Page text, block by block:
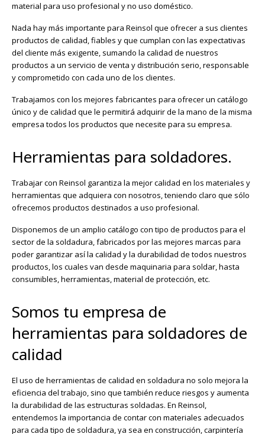
material para uso profesional y no uso doméstico.
Nada hay más importante para Reinsol que ofrecer a sus clientes
productos de calidad, fiables y que cumplan con las expectativas
del cliente más exigente, sumando la calidad de nuestros
productos a un servicio de venta y distribución serio, responsable
y comprometido con cada uno de los clientes.
Trabajamos con los mejores fabricantes para ofrecer un catálogo
único y de calidad que le permitirá adquirir de la mano de la misma
empresa todos los productos que necesite para su empresa.
Herramientas para soldadores.
Trabajar con Reinsol garantiza la mejor calidad en los materiales y
herramientas que adquiera con nosotros, teniendo claro que sólo
ofrecemos productos destinados a uso profesional.
Disponemos de un amplio catálogo con tipo de productos para el
sector de la soldadura, fabricados por las mejores marcas para
poder garantizar así la calidad y la durabilidad de todos nuestros
productos, los cuales van desde maquinaria para soldar, hasta
consumibles, herramientas, material de protección, etc.
Somos tu empresa de
herramientas para soldadores de
calidad
El uso de herramientas de calidad en soldadura no solo mejora la
eficiencia del trabajo, sino que también reduce riesgos y aumenta
la durabilidad de las estructuras soldadas. En Reinsol,
entendemos la importancia de contar con materiales adecuados
para cada tipo de soldadura, ya sea en construcción, carpintería